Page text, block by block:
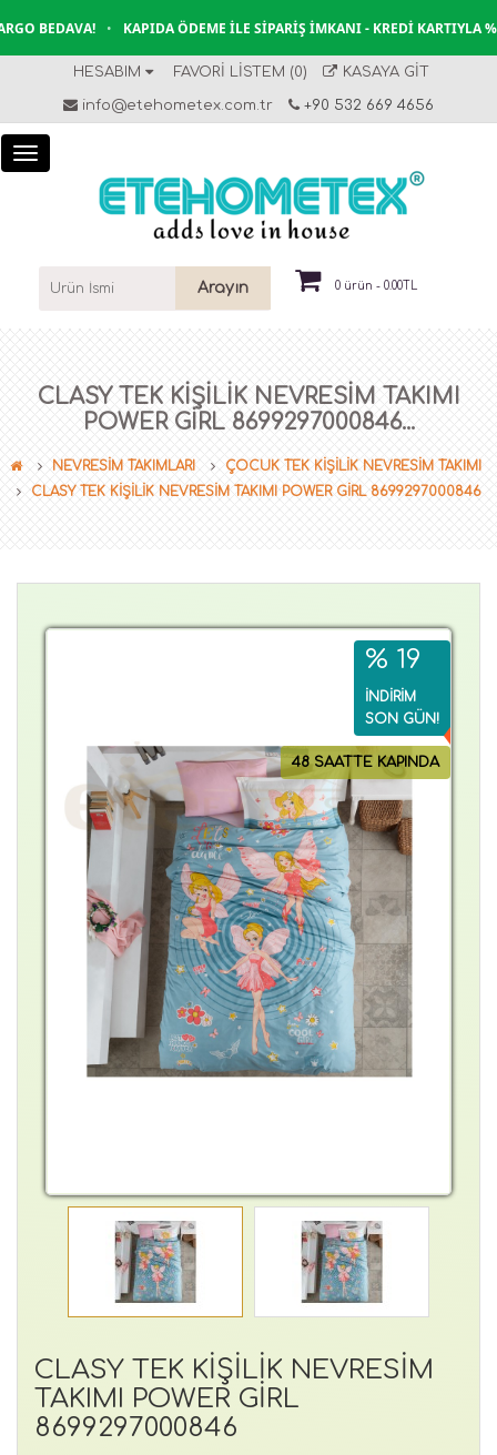
BEDAVA! • KAPIDA ÖDEME İLE SIPARIŞ İMKANI - KREDI KARTIYLA
HESABIM FAVORI LISTEM (0) KASAYA GIT
info@etehometex.com.tr +90 532 669 4656
Arayın 0 ürün - 0.00TL
CLASY TEK KİŞİLİK NEVRESİM TAKIMI
POWER GİRL 8699297000846...
NEVRESİM TAKIMLARI
ÇOCUK TEK KİŞİLİK NEVRESİM TAKIMI
CLASY TEK KİŞİLİK NEVRESİM TAKIMI POWER GİRL 8699297000846
48 SAATTE KAPINDA
% 19
İNDİRİM
SON GÜN!
CLASY TEK KİŞİLİK NEVRESİM
TAKIMI POWER GİRL
8699297000846